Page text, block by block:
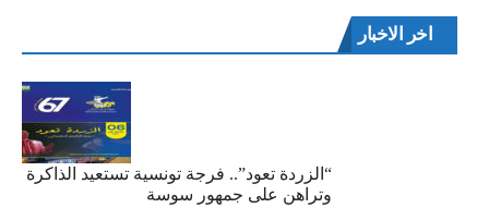
اخر الاخبار
“الزردة تعود”.. فرجة تونسية تستعيد الذاكرة
وتراهن على جمهور سوسة